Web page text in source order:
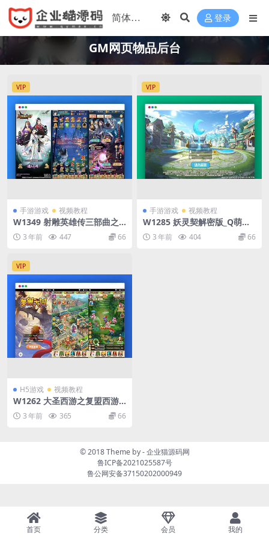
登录
GM网页物品后台
VIP
手游游戏 视频教程
W1349 射雕英雄传三部曲之
金将版_金庸武侠江湖稀有卡牌
回合手游_Linux服务端_通用
视频架设教程_手工服务端_G
M网页物品后台_苹果IOS安卓
双端
3 年前 447 66
VIP
手游游戏 视频教程
W1285 妖灵契解密版_Q萌回
合制RPG稀有角色扮演类剧情
闯关手游_Linux服务端_通用
3 年前 404 66
VIP
H5游戏 视频教程
W1262 大圣西游之复盟西游_
经典三网H5全网通三Q萌闯关
剧情任务手游_inux服务端_通
3 年前 365 66
© 2018 Theme by -企业猫源码网
鲁ICP备2021025587号
鲁公网安备37150202000949
首页 分类 会员 我的